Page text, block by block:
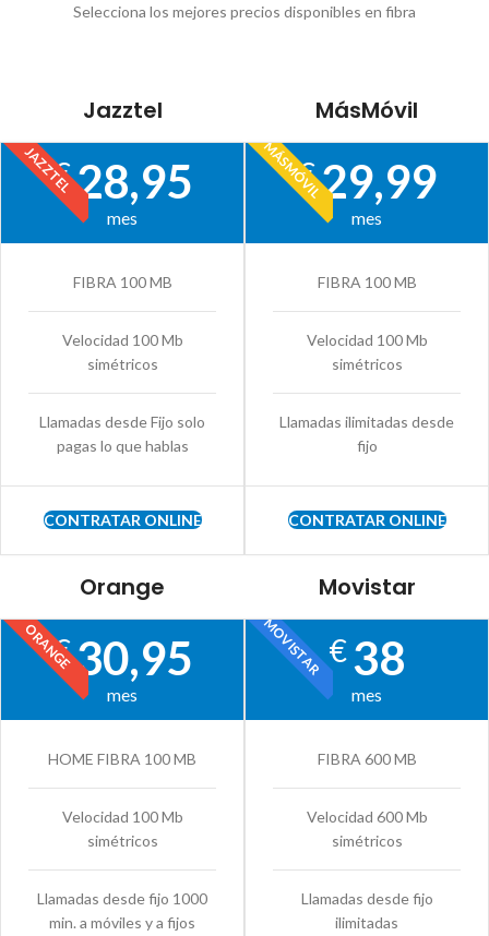
Selecciona los mejores precios disponibles en fibra
Jazztel
JAZZTEL
€28,95
mes
FIBRA 100 MB
Velocidad 100 Mb
simétricos
Llamadas desde Fijo solo
pagas lo que hablas
CONTRATAR ONLINE
MásMóvil
MÁSMÓVIL
€29,99
mes
FIBRA 100 MB
Velocidad 100 Mb
simétricos
Llamadas ilimitadas desde
fijo
CONTRATAR ONLINE
Orange
ORANGE
€30,95
mes
HOME FIBRA 100 MB
Velocidad 100 Mb
simétricos
Llamadas desde fijo 1000
min. a móviles y a fijos
Movistar
MOVISTAR€38
mes
FIBRA 600 MB
Velocidad 600 Mb
simétricos
Llamadas desde fijo
ilimitadas